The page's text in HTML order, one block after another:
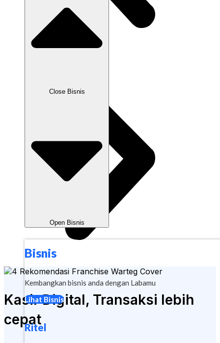
Close Bisnis
Open Bisnis
Bisnis
Kembangkan bisnis anda dengan Labamu
Lihat Bisnis
Ritel
Kasir Digital, Transaksi lebih
cepat